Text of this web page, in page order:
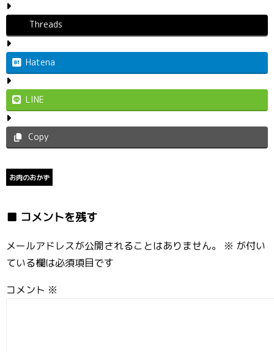
Threads
Hatena
LINE
Copy
お肉のおかず
コメントを残す
メールアドレスが公開されることはありません。 ※ が付い
ている欄は必須項目です
コメント ※